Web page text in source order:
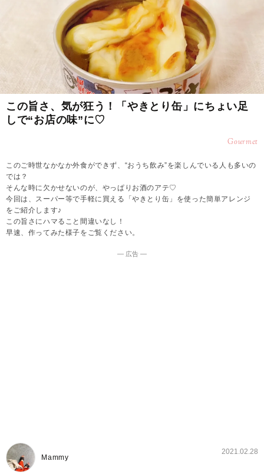
この旨さ、気が狂う！「やきとり缶」にちょい足
しで“お店の味”に♡
Gourmet
このご時世なかなか外食ができず、“おうち飲み”を楽しんでいる人も多いの
では？
そんな時に欠かせないのが、やっぱりお酒のアテ♡
今回は、スーパー等で手軽に買える「やきとり缶」を使った簡単アレンジ
をご紹介します♪
この旨さにハマること間違いなし！
早速、作ってみた様子をご覧ください。
― 広告 ―
Mammy
2021.02.28